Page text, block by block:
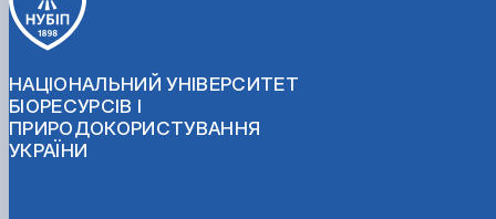
НАЦІОНАЛЬНИЙ УНІВЕРСИТЕТ
БІОРЕСУРСІВ І
ПРИРОДОКОРИСТУВАННЯ
УКРАЇНИ